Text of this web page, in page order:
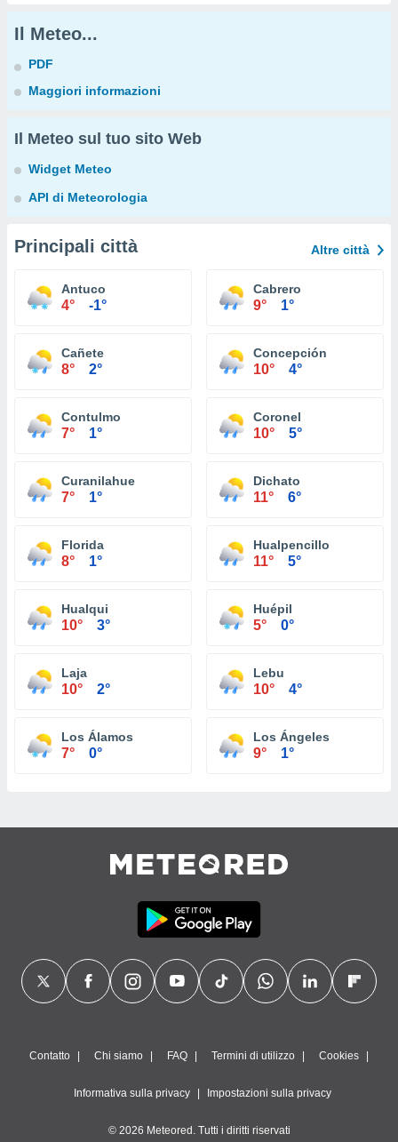
Il Meteo...
PDF
Maggiori informazioni
Il Meteo sul tuo sito Web
Widget Meteo
API di Meteorologia
Principali città Altre città
Antuco
4° -1°
Cabrero
9° 1°
Cañete
8° 2°
Concepción
10° 4°
Contulmo
7° 1°
Coronel
10° 5°
Curanilahue
7° 1°
Dichato
11° 6°
Florida
8° 1°
Hualpencillo
11° 5°
Hualqui
10° 3°
Huépil
5° 0°
Laja
10° 2°
Lebu
10° 4°
Los Álamos
7° 0°
Los Ángeles
9° 1°
Contatto Chi siamo FAQ Termini di utilizzo Cookies
Informativa sulla privacy Impostazioni sulla privacy
© 2026 Meteored. Tutti i diritti riservati